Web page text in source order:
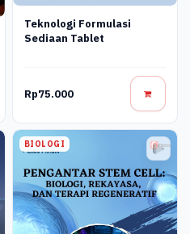
Teknologi Formulasi
Sediaan Tablet
Rp75.000
BIOLOGI